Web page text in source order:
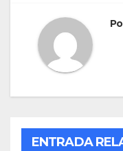
ENTRADA